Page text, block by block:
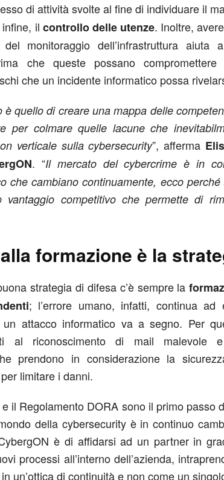
di attività svolte al fine di individuare il
il controllo delle utenze. Inoltre,
monitoraggio dell’infrastruttura aiuta
che queste possano compromettere
che un incidente informatico possa
è quello di creare una mappa delle
per colmare quelle lacune che
verticale sulla cybersecurity”, afferma
. “Il mercato del cybercrime è in
che cambiano continuamente, ecco
competitivo che permette di
formazione è la
strategia di difesa c’è sempre la
; l’errore umano, infatti, continua
attacco informatico va a segno. Per
al riconoscimento di mail malevole
prendono in considerazione la
limitare i danni.
il Regolamento DORA sono il primo passo
della cybersecurity è in continuo
è di affidarsi ad un partner in
processi all’interno dell’azienda,
un’ottica di continuità e non come un